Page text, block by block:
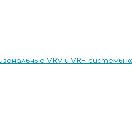
VRV и VRF системы